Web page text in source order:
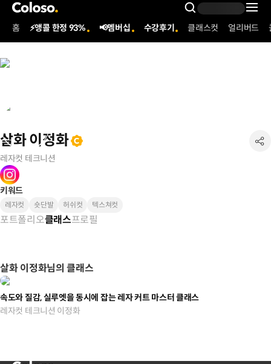
콜로소
Search
Coloso Menu
홈 ⚡앵콜 한정 93% 📢멤버십 수강후기 클래스컷 얼리버드
살화 이정화
레자컷 테크니션
키워드
레자컷 숏단발 허쉬컷 텍스쳐컷
포트폴리오클래스프로필
살화 이정화님의 클래스
속도와 질감, 실루엣을 동시에 잡는 레자 커트 마스터 클래스
레자컷 테크니션 이정화